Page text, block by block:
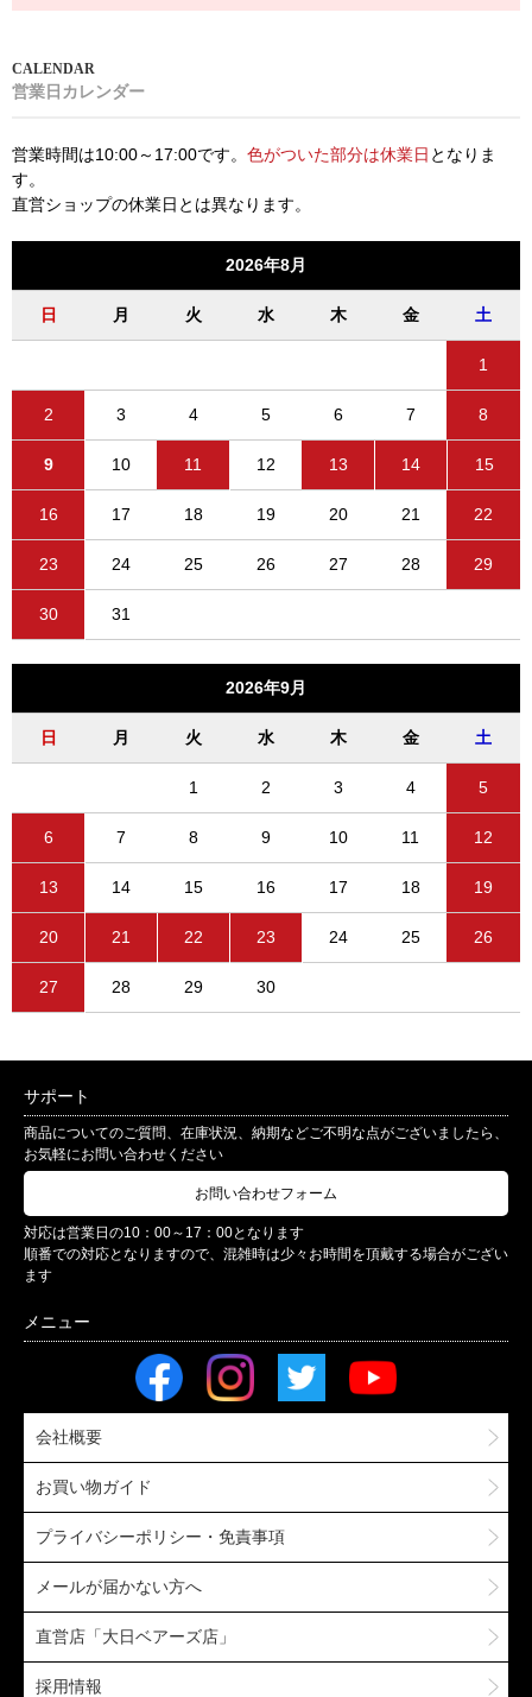
営業日カレンダー
営業時間は10:00～17:00です。 色がついた部分は休業日 となりま
す。
直営ショップの休業日とは異なります。
2026年8月
日 月 火 水 木 金 土
1
2 3 4 5 6 7 8
9 10 11 12 13 14 15
16 17 18 19 20 21 22
23 24 25 26 27 28 29
30 31
2026年9月
日 月 火 水 木 金 土
1 2 3 4 5
6 7 8 9 10 11 12
13 14 15 16 17 18 19
20 21 22 23 24 25 26
27 28 29 30
サポート
商品についてのご質問、在庫状況、納期などご不明な点がございましたら、
お気軽にお問い合わせください
お問い合わせフォーム
対応は営業日の10：00～17：00となります
順番での対応となりますので、混雑時は少々お時間を頂戴する場合がござい
ます
会社概要
お買い物ガイド
プライバシーポリシー・免責事項
メールが届かない方へ
直営店「大日ベアーズ店」
採用情報